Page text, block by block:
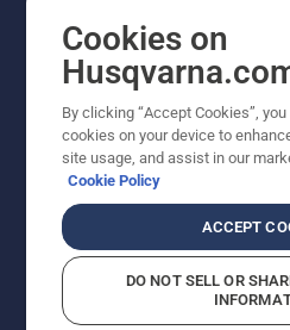
Други сайтове на
© Husqvarna AB (публ).
Cookies on
By clicking “Accept Cookies”,
cookies on your device to
site usage, and assist in our
Cookie Policy
ACCEPT
DO NOT SELL OR